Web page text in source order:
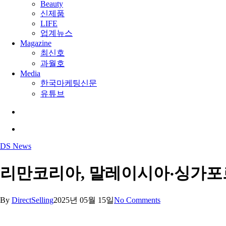
Beauty
신제품
LIFE
업계뉴스
Magazine
최신호
과월호
Media
한국마케팅신문
유튜브
DS News
리만코리아, 말레이시아‧싱가
By DirectSelling2025년 05월 15일No Comments